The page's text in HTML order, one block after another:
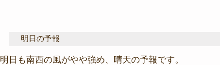
明日の予報
明日も南西の風がやや強め、晴天の予報です。